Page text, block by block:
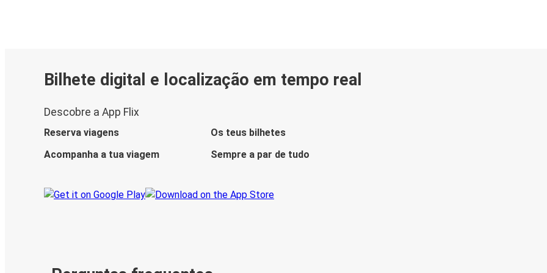
Bilhete digital e localização em tempo real
Descobre a App Flix
Reserva viagens
Os teus bilhetes
Acompanha a tua viagem
Sempre a par de tudo